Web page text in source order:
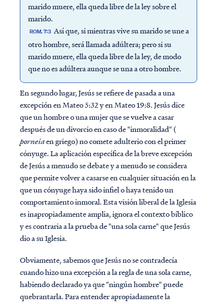
marido muere, ella queda libre de la ley sobre el
marido.
ROM. 7:3 Así que, si mientras vive su marido se une a
otro hombre, será llamada adúltera; pero si su
marido muere, ella queda libre de la ley, de modo
que no es adúltera aunque se una a otro hombre.
En segundo lugar, Jesús se refiere de pasada a una
excepción en Mateo 5:32 y en Mateo 19:8. Jesús dice
que un hombre o una mujer que se vuelve a casar
después de un divorcio en caso de "inmoralidad" (
porneiaen griego) no comete adulterio con el primer
cónyuge. La aplicación específica de la breve excepción
de Jesús a menudo se debate y a menudo se considera
que permite volver a casarse en cualquier situación en la
que un cónyuge haya sido infiel o haya tenido un
comportamiento inmoral.Esta visión liberal de la Iglesia
es inapropiadamente amplia, ignora el contexto bíblico
y es contraria a la prueba de "una sola carne" que Jesús
dio a su Iglesia.
Obviamente, sabemos que Jesús no se contradecía
cuando hizo una excepción a la regla de una sola carne,
habiendo declarado ya que "ningún hombre" puede
quebrantarla. Para entender apropiadamente la